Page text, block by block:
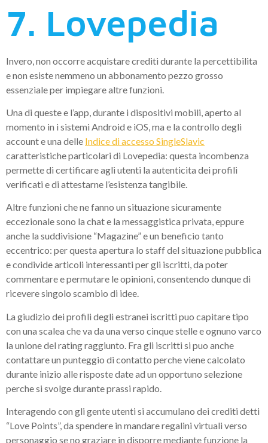
7. Lovepedia
Invero, non occorre acquistare crediti durante la percettibilita
e non esiste nemmeno un abbonamento pezzo grosso
essenziale per impiegare altre funzioni.
Una di queste e l’app, durante i dispositivi mobili, aperto al
momento in i sistemi Android e iOS, ma e la controllo degli
account e una delle Indice di accesso SingleSlavic
caratteristiche particolari di Lovepedia: questa incombenza
permette di certificare agli utenti la autenticita dei profili
verificati e di attestarne l’esistenza tangibile.
Altre funzioni che ne fanno un situazione sicuramente
eccezionale sono la chat e la messaggistica privata, eppure
anche la suddivisione “Magazine” e un beneficio tanto
eccentrico: per questa apertura lo staff del situazione pubblica
e condivide articoli interessanti per gli iscritti, da poter
commentare e permutare le opinioni, consentendo dunque di
ricevere singolo scambio di idee.
La giudizio dei profili degli estranei iscritti puo capitare tipo
con una scalea che va da una verso cinque stelle e ognuno varco
la unione del rating raggiunto. Fra gli iscritti si puo anche
contattare un punteggio di contatto perche viene calcolato
durante inizio alle risposte date ad un opportuno selezione
perche si svolge durante prassi rapido.
Interagendo con gli gente utenti si accumulano dei crediti detti
“Love Points”, da spendere in mandare regalini virtuali verso
personaggio se no graziare in disporre mediante funzione la